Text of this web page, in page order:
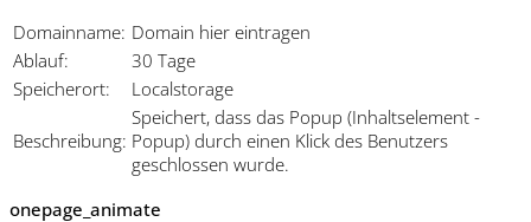
Domainname: Domain hier eintragen
Ablauf:
30 Tage
Speicherort:
Localstorage
Beschreibung:
Speichert, dass das Popup (Inhaltselement -
Popup) durch einen Klick des Benutzers
geschlossen wurde.
onepage_animate